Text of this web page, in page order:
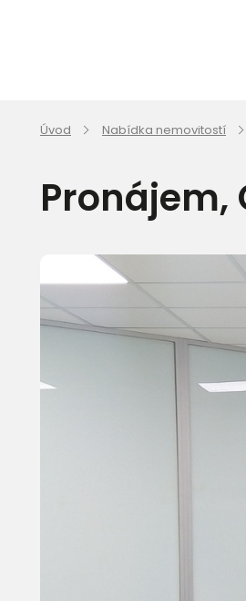
Úvod Nabídka nemovitostí
Pronájem,